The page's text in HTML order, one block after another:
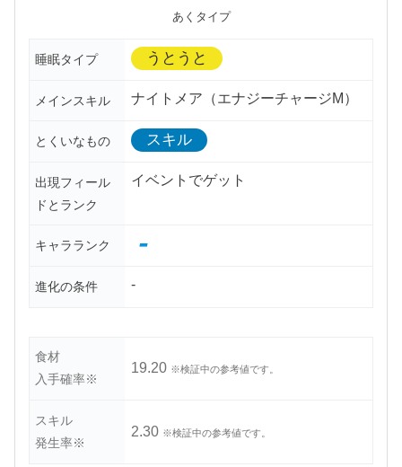
あくタイプ
睡眠タイプ うとうと
メインスキル ナイトメア（エナジーチャージM）
とくいなもの スキル
出現フィール
ドとランク
イベントでゲット
キャラランク -
進化の条件 -
食材
入手確率※
19.20 ※検証中の参考値です。
スキル
発生率※
2.30 ※検証中の参考値です。